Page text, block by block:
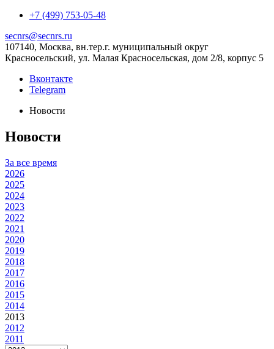
+7 (499) 753-05-48
secnrs@secnrs.ru
107140, Москва, вн.тер.г. муниципальный округ
Красносельский, ул. Малая Красносельская, дом 2/8, корпус 5
Вконтакте
Telegram
Новости
Новости
За все время
2026
2025
2024
2023
2022
2021
2020
2019
2018
2017
2016
2015
2014
2013
2012
2011